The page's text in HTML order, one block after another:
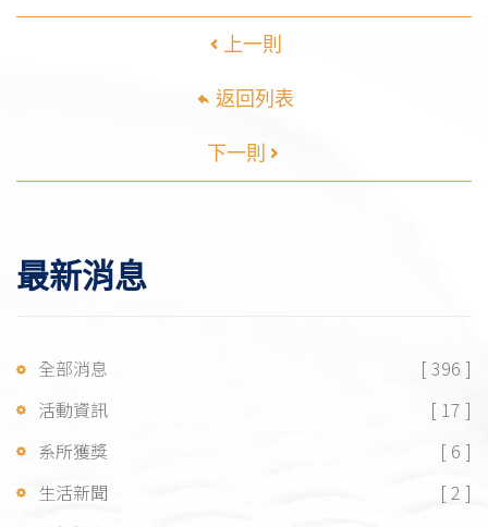
上一則
返回列表
下一則
最新消息
全部消息
[ 396 ]
活動資訊
[ 17 ]
系所獲獎
[ 6 ]
生活新聞
[ 2 ]